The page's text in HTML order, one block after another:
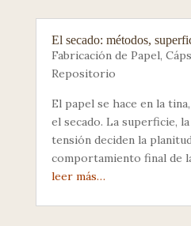
El secado: métodos,
Fabricación de Papel,
Repositorio
El papel se hace en la
el secado. La superficie,
tensión deciden la
comportamiento final de
leer más…